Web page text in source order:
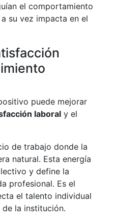
el comportamiento
su vez impacta en el
puede mejorar
laboral y el
de trabajo donde la
natural. Esta energía
y define la
profesional. Es el
el talento individual
la institución.